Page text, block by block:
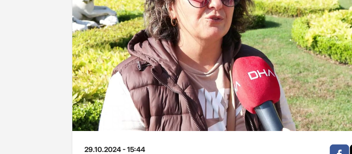
29.10.2024 - 15:44